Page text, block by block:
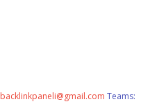
backlinkpaneli@gmail.com Teams: